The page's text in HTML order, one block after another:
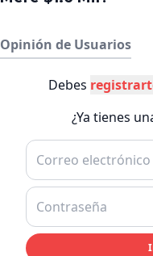
Opinión de Usuarios
Debes
¿Ya tienes